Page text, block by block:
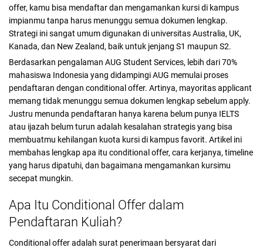
offer, kamu bisa mendaftar dan mengamankan kursi di kampus
impianmu tanpa harus menunggu semua dokumen lengkap.
Strategi ini sangat umum digunakan di universitas Australia, UK,
Kanada, dan New Zealand, baik untuk jenjang S1 maupun S2.
Berdasarkan pengalaman AUG Student Services, lebih dari 70%
mahasiswa Indonesia yang didampingi AUG memulai proses
pendaftaran dengan conditional offer. Artinya, mayoritas applicant
memang tidak menunggu semua dokumen lengkap sebelum apply.
Justru menunda pendaftaran hanya karena belum punya IELTS
atau ijazah belum turun adalah kesalahan strategis yang bisa
membuatmu kehilangan kuota kursi di kampus favorit. Artikel ini
membahas lengkap apa itu conditional offer, cara kerjanya, timeline
yang harus dipatuhi, dan bagaimana mengamankan kursimu
secepat mungkin.
Apa Itu Conditional Offer dalam
Pendaftaran Kuliah?
Conditional offer adalah surat penerimaan bersyarat dari